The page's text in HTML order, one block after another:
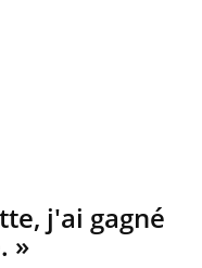
j'ai gagné
»